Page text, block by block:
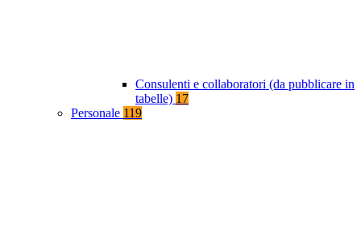
Consulenti e collaboratori (da pubblicare in
tabelle) 17
Personale 119